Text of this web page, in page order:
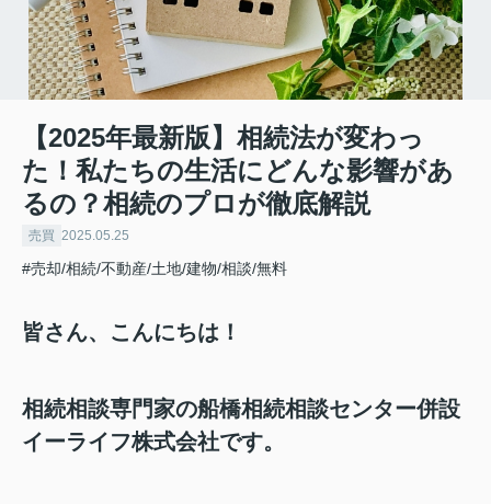
【2025年最新版】相続法が変わっ
た！私たちの生活にどんな影響があ
るの？相続のプロが徹底解説
売買 2025.05.25
#売却/相続/不動産/土地/建物/相談/無料
皆さん、こんにちは！
相続相談専門家の船橋相続相談センター併設
イーライフ株式会社です。